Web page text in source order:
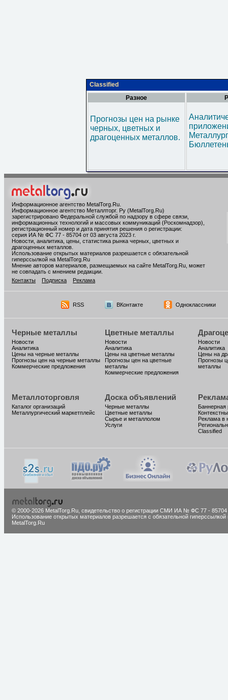
Classified
Разное
Прогнозы цен на рынке
черных, цветных и
драгоценных металлов.
Информационное агентство MetalTorg.Ru
Информационное агентство Металлторг. Ру (MetalTorg.Ru)
зарегистрировано Федеральной службой по надзору в сфере связи,
информационных технологий и массовых коммуникаций (Роскомнадзор),
регистрационный номер и дата принятия решения о регистрации:
серия ИА № ФС 77 - 85704 от 03 августа 2023 г.
Новости, аналитика, цены, статистика рынка черных, цветных и
драгоценных металлов.
Использование открытых материалов разрешается с обязательной
гиперссылкой на MetalTorg.Ru
Мнение авторов материалов, размещаемых на сайте MetalTorg.Ru, может
не совпадать с мнением редакции.
Контакты
Подписка Реклама
RSS ВКонтакте Одноклассники
Черные металлы
Новости
Аналитика
Цены на черные металлы
Прогнозы цен на черные металлы
Коммерческие предложения
Цветные металлы
Новости
Аналитика
Цены на цветные металлы
Прогнозы цен на цветные
металлы
Коммерческие предложения
Новости
Аналитика
Цены на
Прогнозы
металлы
Металлоторговля
Каталог организаций
Металлургический маркетплейс
Доска объявлений
Черные металлы
Цветные металлы
Сырье и металлолом
Услуги
Баннерная
Реклама в
Classified
© 2000-2026 MetalTorg.Ru, cвидетельство о регистрации СМИ ИА № ФС 77 - 85704
Использование открытых материалов разрешается с обязательной гиперссылкой
MetalTorg.Ru